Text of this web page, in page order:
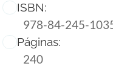
ISBN:
978-84-245-
Páginas:
240